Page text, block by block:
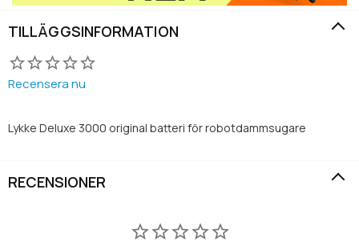
TILLÄGGSINFORMATION
Recensera nu
Lykke Deluxe 3000 original batteri för robotdammsugare
RECENSIONER